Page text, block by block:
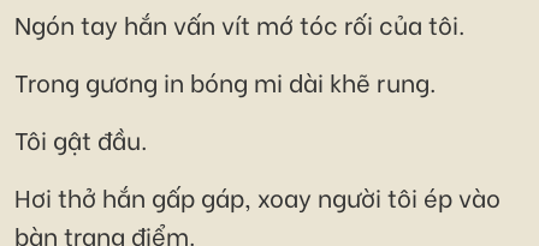
Ngón tay hắn vấn vít mớ tóc rối của tôi.
Trong gương in bóng mi dài khẽ rung.
Tôi gật đầu.
Hơi thở hắn gấp gáp, xoay người tôi ép vào
bàn trang điểm.